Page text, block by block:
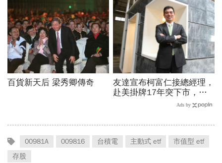
00981A 009816 台積電 主動式 etf
市值型 etf
存股